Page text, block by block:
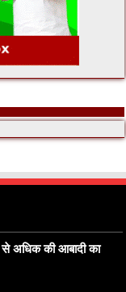
से अधिक की आबादी का